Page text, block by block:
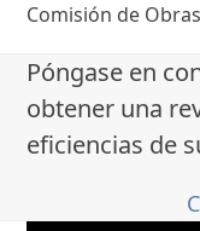
Comisión de
Póngase en
obtener una
eficiencias de